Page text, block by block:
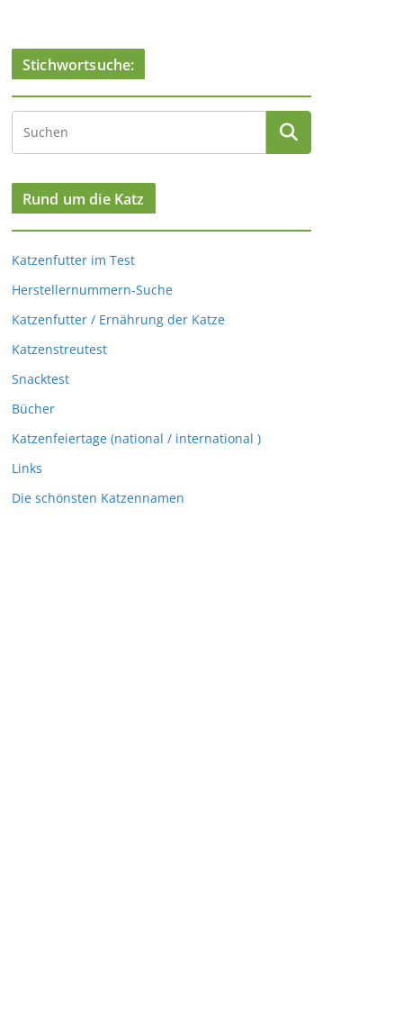
Stichwortsuche:
Rund um die Katz
Katzenfutter im Test
Herstellernummern-Suche
Katzenfutter / Ernährung der Katze
Katzenstreutest
Snacktest
Bücher
Katzenfeiertage (national / international )
Links
Die schönsten Katzennamen